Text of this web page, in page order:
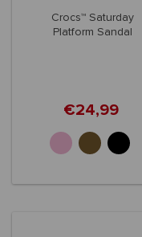
Crocs™ Saturday
Platform Sandal
€24,99